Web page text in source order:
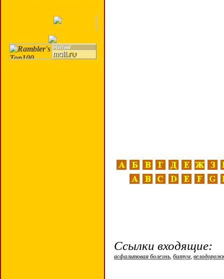
Ссылки входящие:
асфальтовая болезнь,битум,